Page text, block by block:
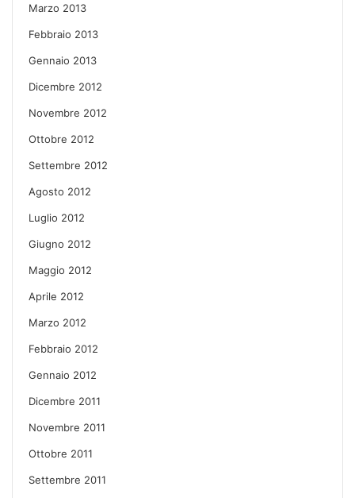
Marzo 2013
Febbraio 2013
Gennaio 2013
Dicembre 2012
Novembre 2012
Ottobre 2012
Settembre 2012
Agosto 2012
Luglio 2012
Giugno 2012
Maggio 2012
Aprile 2012
Marzo 2012
Febbraio 2012
Gennaio 2012
Dicembre 2011
Novembre 2011
Ottobre 2011
Settembre 2011